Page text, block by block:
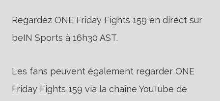
Regardez ONE Friday Fights 159 en direct sur
beIN Sports à 16h30 AST.
Les fans peuvent également regarder ONE
Friday Fights 159 via la chaîne YouTube de